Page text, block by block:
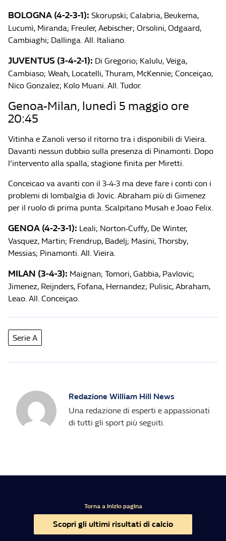
BOLOGNA (4-2-3-1): Skorupski; Calabria, Beukema,
Lucumì, Miranda; Freuler, Aebischer; Orsolini, Odgaard,
Cambiaghi; Dallinga. All. Italiano.
JUVENTUS (3-4-2-1): Di Gregorio; Kalulu, Veiga,
Cambiaso; Weah, Locatelli, Thuram, McKennie; Conceiçao,
Nico Gonzalez; Kolo Muani. All. Tudor.
Genoa-Milan, lunedì 5 maggio ore
20:45
Vitinha e Zanoli verso il ritorno tra i disponibili di Vieira.
Davanti nessun dubbio sulla presenza di Pinamonti. Dopo
l’intervento alla spalla, stagione finita per Miretti.
Conceicao va avanti con il 3-4-3 ma deve fare i conti con i
problemi di lombalgia di Jovic. Abraham più di Gimenez
per il ruolo di prima punta. Scalpitano Musah e Joao Felix.
GENOA (4-2-3-1): Leali; Norton-Cuffy, De Winter,
Vasquez, Martin; Frendrup, Badelj; Masini, Thorsby,
Messias; Pinamonti. All. Vieira.
MILAN (3-4-3): Maignan; Tomori, Gabbia, Pavlovic;
Jimenez, Reijnders, Fofana, Hernandez; Pulisic, Abraham,
Leao. All. Conceiçao.
Serie A
Redazione William Hill News
Una redazione di esperti e appassionati
di tutti gli sport più seguiti.
Torna a inizio pagina
Scopri gli ultimi risultati di calcio